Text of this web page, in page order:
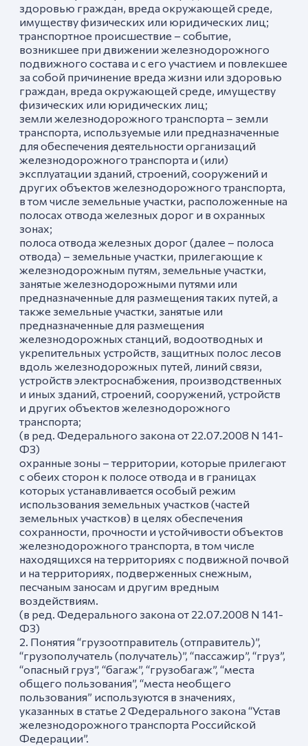
здоровью граждан, вреда окружающей среде,
имуществу физических или юридических лиц;
транспортное происшествие – событие,
возникшее при движении железнодорожного
подвижного состава и с его участием и повлекшее
за собой причинение вреда жизни или здоровью
граждан, вреда окружающей среде, имуществу
физических или юридических лиц;
земли железнодорожного транспорта – земли
транспорта, используемые или предназначенные
для обеспечения деятельности организаций
железнодорожного транспорта и (или)
эксплуатации зданий, строений, сооружений и
других объектов железнодорожного транспорта,
в том числе земельные участки, расположенные на
полосах отвода железных дорог и в охранных
зонах;
полоса отвода железных дорог (далее – полоса
отвода) – земельные участки, прилегающие к
железнодорожным путям, земельные участки,
занятые железнодорожными путями или
предназначенные для размещения таких путей, а
также земельные участки, занятые или
предназначенные для размещения
железнодорожных станций, водоотводных и
укрепительных устройств, защитных полос лесов
вдоль железнодорожных путей, линий связи,
устройств электроснабжения, производственных
и иных зданий, строений, сооружений, устройств
и других объектов железнодорожного
транспорта;
(в ред. Федерального закона от 22.07.2008 N 141-
ФЗ)
охранные зоны – территории, которые прилегают
с обеих сторон к полосе отвода и в границах
которых устанавливается особый режим
использования земельных участков (частей
земельных участков) в целях обеспечения
сохранности, прочности и устойчивости объектов
железнодорожного транспорта, в том числе
находящихся на территориях с подвижной почвой
и на территориях, подверженных снежным,
песчаным заносам и другим вредным
воздействиям.
(в ред. Федерального закона от 22.07.2008 N 141-
ФЗ)
2. Понятия “грузоотправитель (отправитель)”,
“грузополучатель (получатель)”, “пассажир”, “груз”,
“опасный груз”, “багаж”, “грузобагаж”, “места
общего пользования”, “места необщего
пользования” используются в значениях,
указанных в статье 2 Федерального закона “Устав
железнодорожного транспорта Российской
Федерации”.